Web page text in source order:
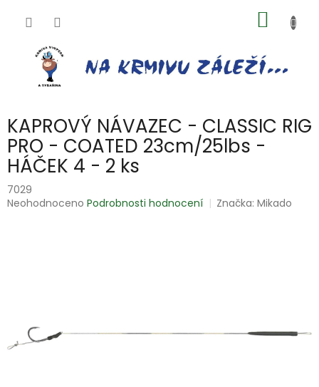
KOŠÍK
KAPROVÝ NÁVAZEC - CLASSIC RIG
PRO - COATED 23cm/25lbs -
HÁČEK 4 - 2 ks
7029
Průměrné
Neohodnoceno Podrobnosti hodnocení Značka:Mikado